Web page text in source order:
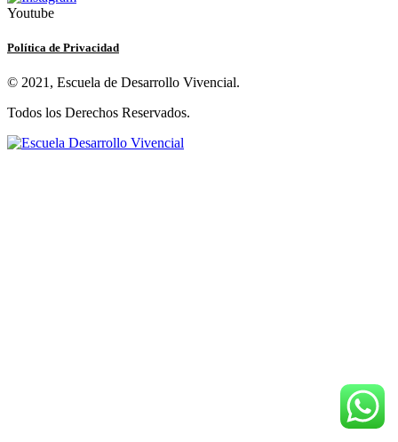
Youtube
Política de Privacidad
© 2021, Escuela de Desarrollo Vivencial.
Todos los Derechos Reservados.